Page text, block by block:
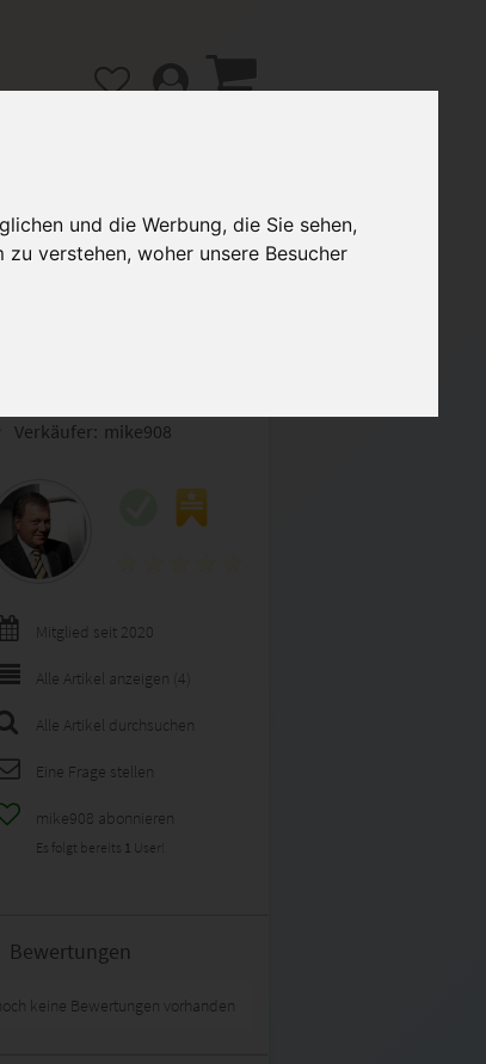
und die Werbung, die Sie sehen,
verstehen, woher unsere Besucher
Hilfe / FAQ
Verkäufer: mike908
Mitglied seit 2020
Alle Artikel anzeigen (4)
Alle Artikel durchsuchen
Eine Frage stellen
mike908 abonnieren
Es folgt bereits 1 User!
Bewertungen
keine Bewertungen vorhanden